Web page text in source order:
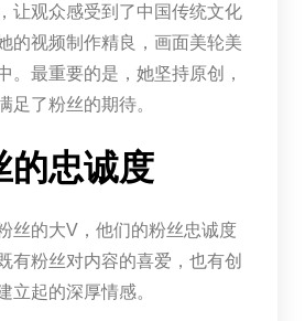
让观众感受到了中国传统文化
的视频制作精良，画面美轮美
。最重要的是，她坚持原创，
足了粉丝的期待。
的忠诚度
丝的大V，他们的粉丝忠诚度
有粉丝对内容的喜爱，也有创
立起的深厚情感。